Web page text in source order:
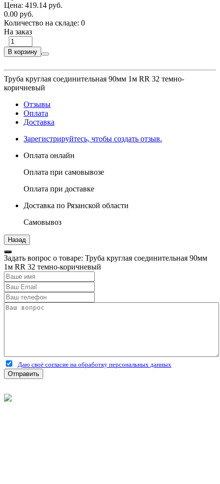
Цена: 419.14 руб.
0.00 руб.
Количество на складе: 0
На заказ
В корзину
Труба круглая соединительная 90мм 1м RR 32 темно-
коричневый
Отзывы
Оплата
Доставка
Зарегистрируйтесь, чтобы создать отзыв.
Оплата онлайн
Оплата при самовывозе
Оплата при доставке
Доставка по Рязанской области
Самовывоз
Задать вопрос о товаре: Труба круглая соединительная 90мм
1м RR 32 темно-коричневый
Даю своё согласие на обработку персональных данных
Отправить